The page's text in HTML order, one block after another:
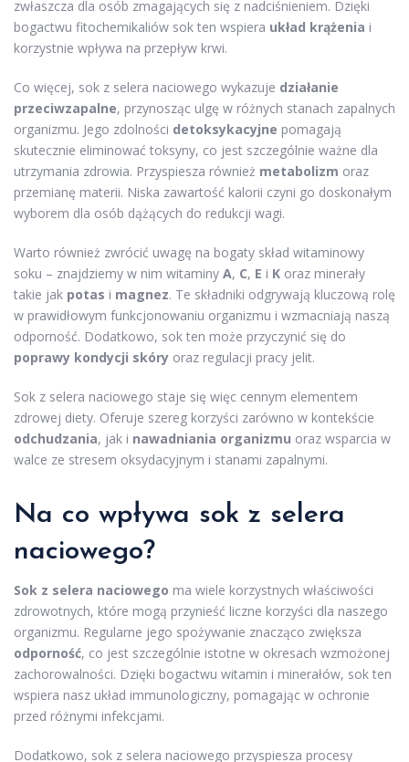
zwłaszcza dla osób zmagających się z nadciśnieniem. Dzięki
bogactwu fitochemikaliów sok ten wspiera układ krążenia i
korzystnie wpływa na przepływ krwi.
Co więcej, sok z selera naciowego wykazuje działanie
przeciwzapalne, przynosząc ulgę w różnych stanach zapalnych
organizmu. Jego zdolności detoksykacyjne pomagają
skutecznie eliminować toksyny, co jest szczególnie ważne dla
utrzymania zdrowia. Przyspiesza również metabolizm oraz
przemianę materii. Niska zawartość kalorii czyni go doskonałym
wyborem dla osób dążących do redukcji wagi.
Warto również zwrócić uwagę na bogaty skład witaminowy
soku – znajdziemy w nim witaminy A, C, E i K oraz minerały
takie jak potas i magnez. Te składniki odgrywają kluczową rolę
w prawidłowym funkcjonowaniu organizmu i wzmacniają naszą
odporność. Dodatkowo, sok ten może przyczynić się do
poprawy kondycji skóry oraz regulacji pracy jelit.
Sok z selera naciowego staje się więc cennym elementem
zdrowej diety. Oferuje szereg korzyści zarówno w kontekście
odchudzania, jak i nawadniania organizmu oraz wsparcia w
walce ze stresem oksydacyjnym i stanami zapalnymi.
Na co wpływa sok z selera
naciowego?
Sok z selera naciowego ma wiele korzystnych właściwości
zdrowotnych, które mogą przynieść liczne korzyści dla naszego
organizmu. Regularne jego spożywanie znacząco zwiększa
odporność, co jest szczególnie istotne w okresach wzmożonej
zachorowalności. Dzięki bogactwu witamin i minerałów, sok ten
wspiera nasz układ immunologiczny, pomagając w ochronie
przed różnymi infekcjami.
Dodatkowo, sok z selera naciowego przyspiesza procesy